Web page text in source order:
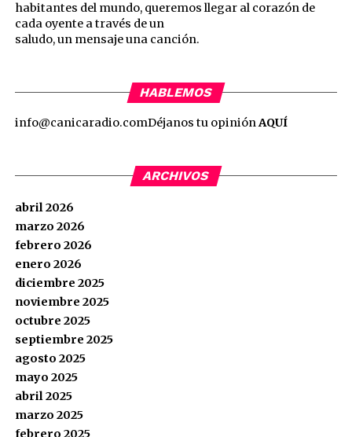
habitantes del mundo, queremos llegar al corazón de
cada oyente a través de un
saludo, un mensaje una canción.
HABLEMOS
info@canicaradio.comDéjanos tu opiniónAQUÍ
ARCHIVOS
abril 2026
marzo 2026
febrero 2026
enero 2026
diciembre 2025
noviembre 2025
octubre 2025
septiembre 2025
agosto 2025
mayo 2025
abril 2025
marzo 2025
febrero 2025